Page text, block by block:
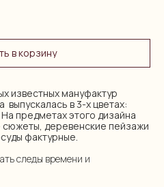
в корзину
известных мануфактур
в 3-х цветах:
предметах этого дизайна
деревенские пейзажи
фактурные.
следы времени и